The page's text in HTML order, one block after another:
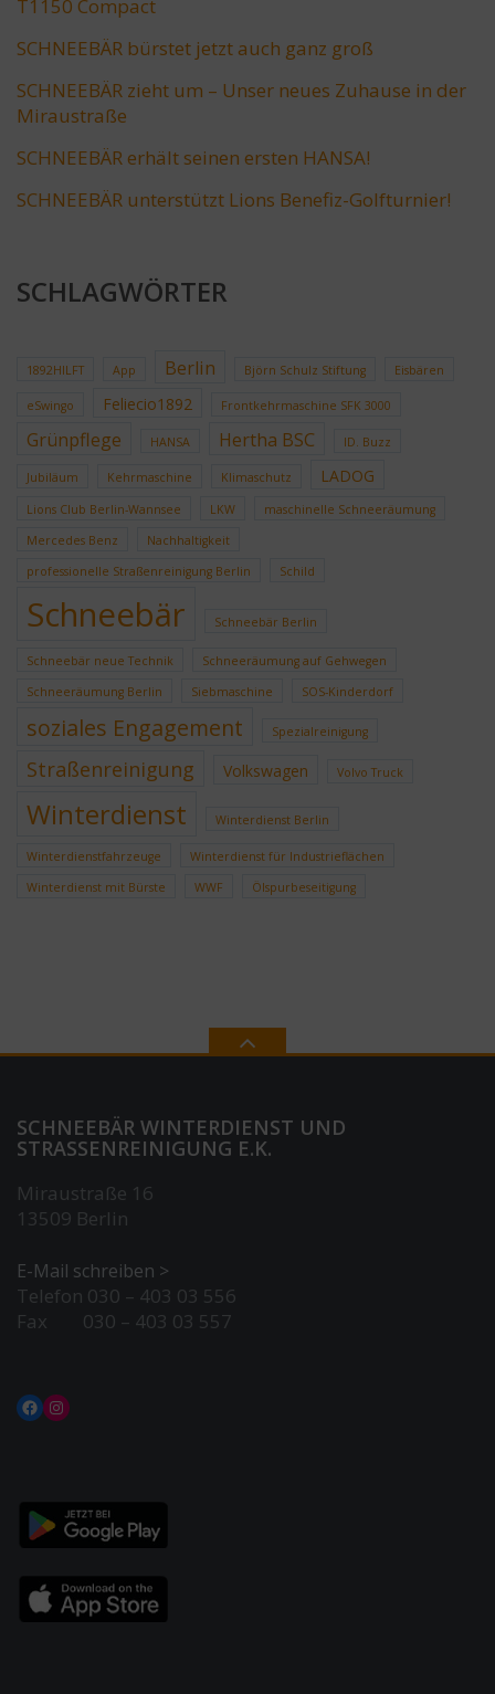
T1150 Compact
SCHNEEBÄR bürstet jetzt auch ganz groß
SCHNEEBÄR zieht um – Unser neues Zuhause in der
Miraustraße
SCHNEEBÄR erhält seinen ersten HANSA!
SCHNEEBÄR unterstützt Lions Benefiz-Golfturnier!
SCHLAGWÖRTER
1892HILFT App Berlin Björn Schulz Stiftung Eisbären
eSwingo Feliecio1892 Frontkehrmaschine SFK 3000
Grünpflege HANSA Hertha BSC ID. Buzz
Jubiläum Kehrmaschine Klimaschutz LADOG
Lions Club Berlin-Wannsee LKW
maschinelle Schneeräumung
Mercedes Benz
Nachhaltigkeit
professionelle Straßenreinigung Berlin
Schild
Schneebär Schneebär Berlin
Schneebär neue Technik
Schneeräumung auf Gehwegen
Schneeräumung Berlin
Siebmaschine SOS-Kinderdorf
soziales Engagement Spezialreinigung
Straßenreinigung Volkswagen Volvo Truck
Winterdienst Winterdienst Berlin
Winterdienstfahrzeuge
Winterdienst für Industrieflächen
Winterdienst mit Bürste
WWF Ölspurbeseitigung
SCHNEEBÄR WINTERDIENST UND
STRASSENREINIGUNG E.K.
Miraustraße 16
13509 Berlin
E-Mail schreiben >
Telefon 030 – 403 03 556
Fax 030 – 403 03 557
Facebook
Instagram